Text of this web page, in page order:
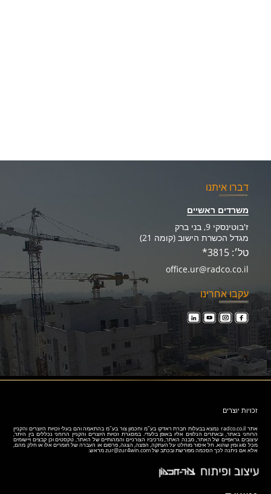
דברו איתנו
משרדים ראשיים
ז'בוטינסקי 9, בני ברק
מגדל הכשרת הישוב (קומה 21)
טל׳: 3815*
office.ur@radco.co.il
עקבו אחרינו
זכויות יוצרים
אתר radco.co.il נמצא בבעלות חברת ראדקו בע"מ וחכמון צור בע"מ בהתאמה והם בעלי זכויות היוצרים והקניין
הרוחני באתר, ובאתרים הנלווים אליו באופן בלעדי. במסגרת זכויות היוצרים והקניין הרוחני נכללים בין היתר,
עיצובים גראפיים של האתר, מבנה האתר, מרכיביו הצורניים והמהותיים של האתר, טקסטים וכן קבצים ויישומים
מכל סוג ומין שהוא. חל איסור מוחלט על העתקה, הפצה, הצגה, פרסום או העברה של חומרים אלו או חלק מהם,
אלא אם ניתנה לכך הסכמה מפורשת ובכתב שלzur@zur4win.comמראש.